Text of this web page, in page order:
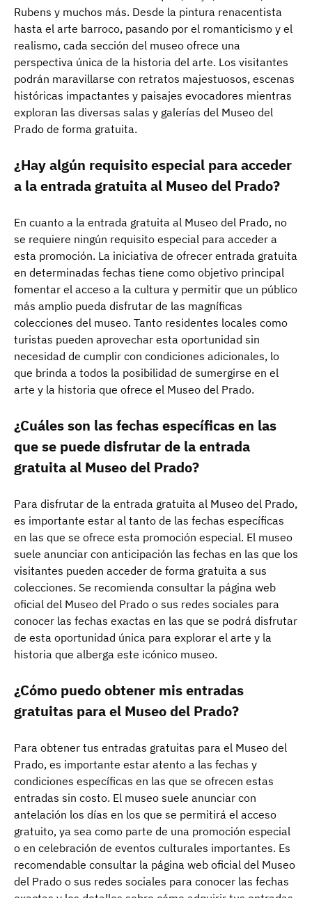
Rubens y muchos más. Desde la pintura renacentista
hasta el arte barroco, pasando por el romanticismo y el
realismo, cada sección del museo ofrece una
perspectiva única de la historia del arte. Los visitantes
podrán maravillarse con retratos majestuosos, escenas
históricas impactantes y paisajes evocadores mientras
exploran las diversas salas y galerías del Museo del
Prado de forma gratuita.
¿Hay algún requisito especial para acceder
a la entrada gratuita al Museo del Prado?
En cuanto a la entrada gratuita al Museo del Prado, no
se requiere ningún requisito especial para acceder a
esta promoción. La iniciativa de ofrecer entrada gratuita
en determinadas fechas tiene como objetivo principal
fomentar el acceso a la cultura y permitir que un público
más amplio pueda disfrutar de las magníficas
colecciones del museo. Tanto residentes locales como
turistas pueden aprovechar esta oportunidad sin
necesidad de cumplir con condiciones adicionales, lo
que brinda a todos la posibilidad de sumergirse en el
arte y la historia que ofrece el Museo del Prado.
¿Cuáles son las fechas específicas en las
que se puede disfrutar de la entrada
gratuita al Museo del Prado?
Para disfrutar de la entrada gratuita al Museo del Prado,
es importante estar al tanto de las fechas específicas
en las que se ofrece esta promoción especial. El museo
suele anunciar con anticipación las fechas en las que los
visitantes pueden acceder de forma gratuita a sus
colecciones. Se recomienda consultar la página web
oficial del Museo del Prado o sus redes sociales para
conocer las fechas exactas en las que se podrá disfrutar
de esta oportunidad única para explorar el arte y la
historia que alberga este icónico museo.
¿Cómo puedo obtener mis entradas
gratuitas para el Museo del Prado?
Para obtener tus entradas gratuitas para el Museo del
Prado, es importante estar atento a las fechas y
condiciones específicas en las que se ofrecen estas
entradas sin costo. El museo suele anunciar con
antelación los días en los que se permitirá el acceso
gratuito, ya sea como parte de una promoción especial
o en celebración de eventos culturales importantes. Es
recomendable consultar la página web oficial del Museo
del Prado o sus redes sociales para conocer las fechas